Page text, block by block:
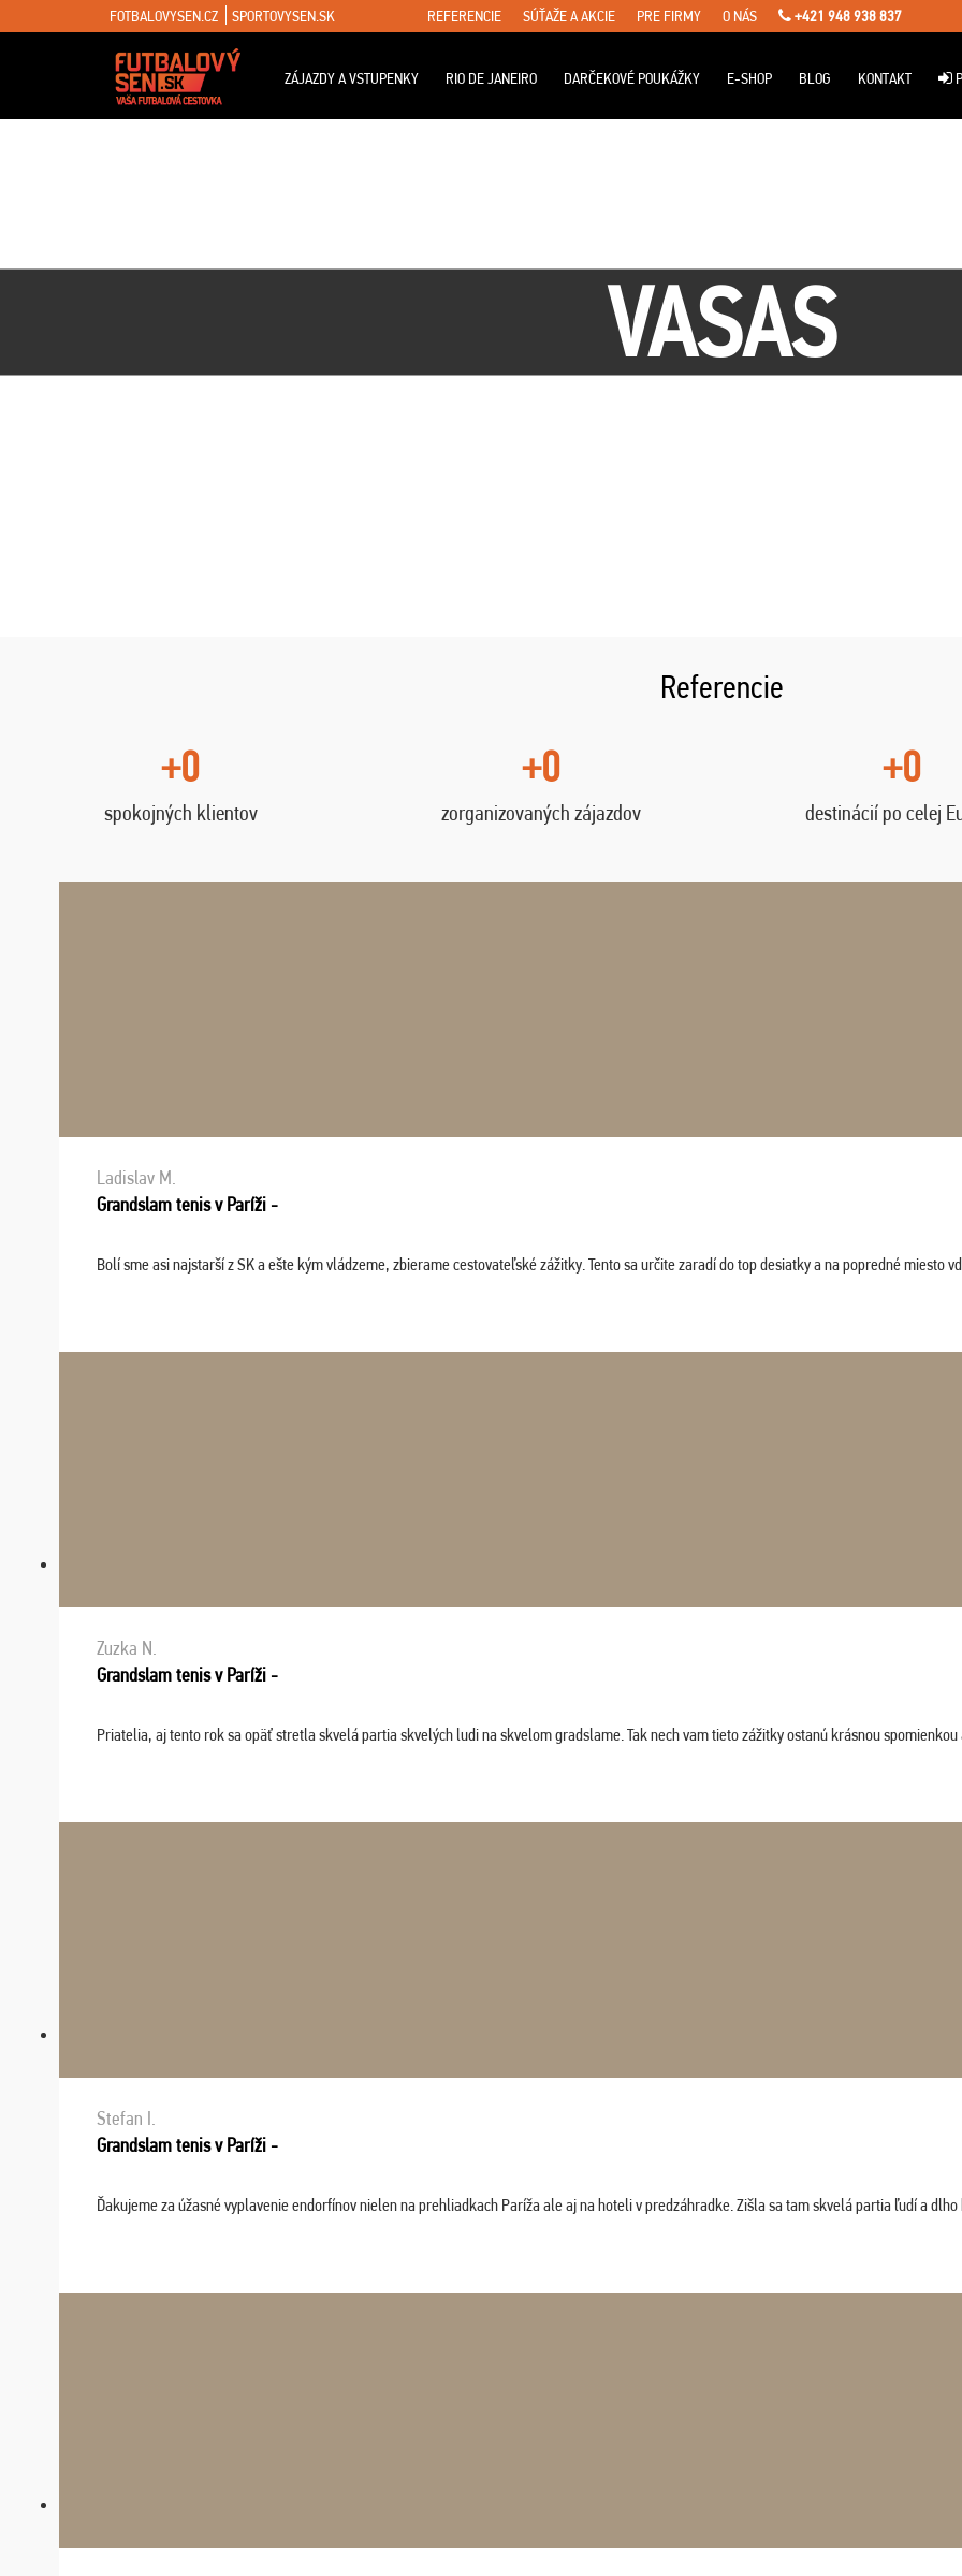
FOTBALOVYSEN.CZ SPORTOVYSEN.SK REFERENCIE SÚŤAŽE A AKCIE PRE FIRMY O NÁS +421 948 938 837
ZÁJAZDY A VSTUPENKY RIO DE JANEIRO DARČEKOVÉ POUKÁŽKY E-SHOP BLOG KONTAKT
VASAS
Referencie
+0
spokojných klientov
+0
zorganizovaných zájazdov
+0
destinácií po celej
Ladislav M.
Grandslam tenis v Paríži -
Bolí sme asi najstarší z SK a ešte kým vládzeme, zbierame cestovateľské zážitky. Tento sa určite zaradí do top desiatky a na popredné miesto
Zuzka N.
Grandslam tenis v Paríži -
Priatelia, aj tento rok sa opäť stretla skvelá partia skvelých ludi na skvelom gradslame. Tak nech vam tieto zážitky ostanú krásnou
Stefan I.
Grandslam tenis v Paríži -
Ďakujeme za úžasné vyplavenie endorfínov nielen na prehliadkach Paríža ale aj na hoteli v predzáhradke. Zišla sa tam skvelá partia ľudí a